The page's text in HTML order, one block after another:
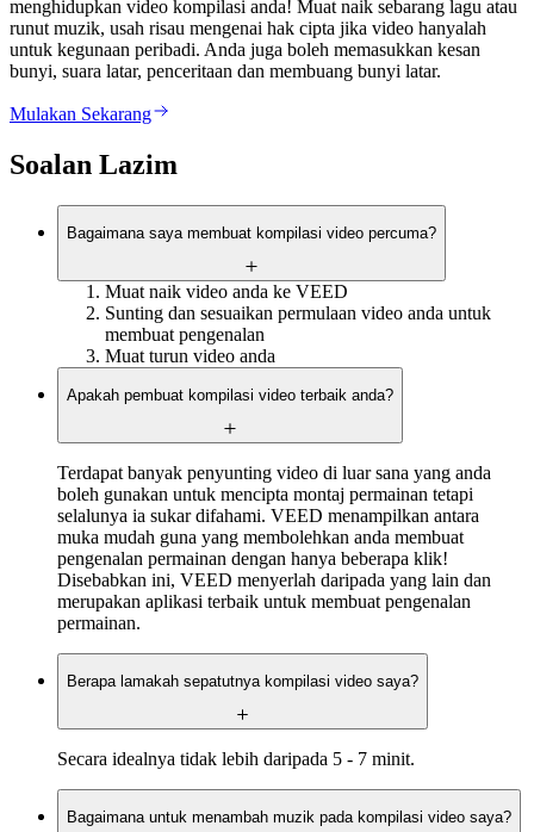
menghidupkan video kompilasi anda! Muat naik sebarang lagu atau
runut muzik, usah risau mengenai hak cipta jika video hanyalah
untuk kegunaan peribadi. Anda juga boleh memasukkan kesan
bunyi, suara latar, penceritaan dan membuang bunyi latar.
Mulakan Sekarang
Soalan Lazim
Bagaimana saya membuat kompilasi video percuma?
Muat naik video anda ke VEED
Sunting dan sesuaikan permulaan video anda untuk
membuat pengenalan
Muat turun video anda
Apakah pembuat kompilasi video terbaik anda?
Terdapat banyak penyunting video di luar sana yang anda
boleh gunakan untuk mencipta montaj permainan tetapi
selalunya ia sukar difahami. VEED menampilkan antara
muka mudah guna yang membolehkan anda membuat
pengenalan permainan dengan hanya beberapa klik!
Disebabkan ini, VEED menyerlah daripada yang lain dan
merupakan aplikasi terbaik untuk membuat pengenalan
permainan.
Berapa lamakah sepatutnya kompilasi video saya?
Secara idealnya tidak lebih daripada 5 - 7 minit.
Bagaimana untuk menambah muzik pada kompilasi video saya?